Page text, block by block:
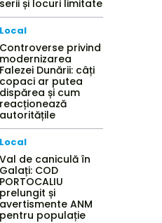
serii și locuri limitate
Local
Controverse privind
modernizarea
Falezei Dunării: câți
copaci ar putea
dispărea și cum
reacționează
autoritățile
Local
Val de caniculă în
Galați: COD
PORTOCALIU
prelungit și
avertismente ANM
pentru populație